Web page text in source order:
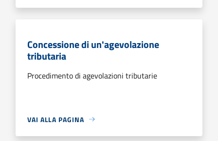
Concessione di un'agevolazione
tributaria
Procedimento di agevolazioni tributarie
VAI ALLA PAGINA